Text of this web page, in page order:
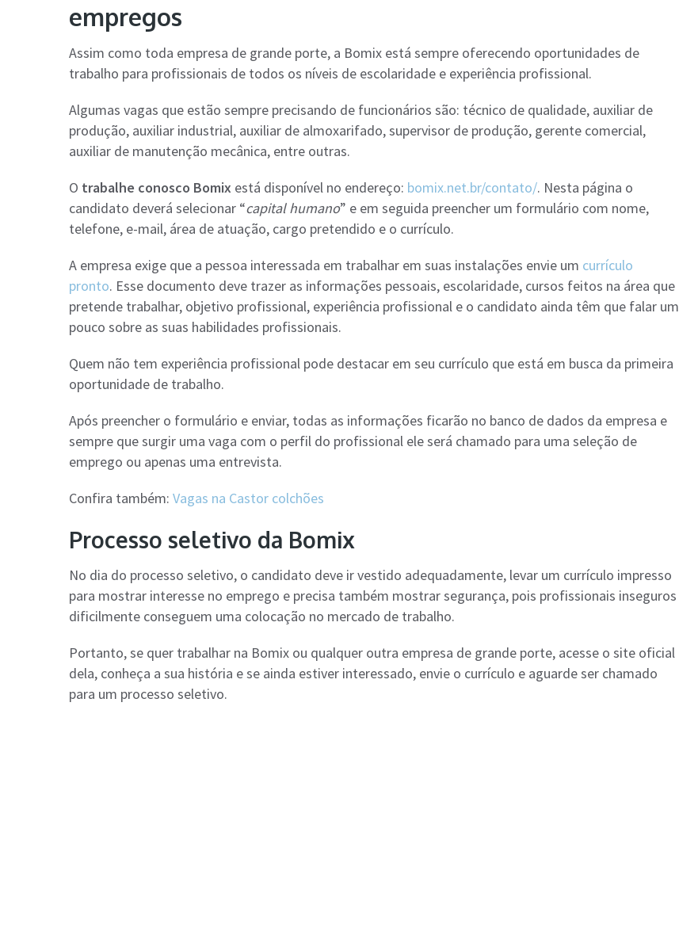
empregos
Assim como toda empresa de grande porte, a Bomix está sempre oferecendo oportunidades de
trabalho para profissionais de todos os níveis de escolaridade e experiência profissional.
Algumas vagas que estão sempre precisando de funcionários são: técnico de qualidade, auxiliar de
produção, auxiliar industrial, auxiliar de almoxarifado, supervisor de produção, gerente comercial,
auxiliar de manutenção mecânica, entre outras.
O trabalhe conosco Bomix está disponível no endereço: bomix.net.br/contato/. Nesta página o
candidato deverá selecionar “capital humano” e em seguida preencher um formulário com nome,
telefone, e-mail, área de atuação, cargo pretendido e o currículo.
A empresa exige que a pessoa interessada em trabalhar em suas instalações envie um currículo
pronto. Esse documento deve trazer as informações pessoais, escolaridade, cursos feitos na área que
pretende trabalhar, objetivo profissional, experiência profissional e o candidato ainda têm que falar um
pouco sobre as suas habilidades profissionais.
Quem não tem experiência profissional pode destacar em seu currículo que está em busca da primeira
oportunidade de trabalho.
Após preencher o formulário e enviar, todas as informações ficarão no banco de dados da empresa e
sempre que surgir uma vaga com o perfil do profissional ele será chamado para uma seleção de
emprego ou apenas uma entrevista.
Confira também: Vagas na Castor colchões
Processo seletivo da Bomix
No dia do processo seletivo, o candidato deve ir vestido adequadamente, levar um currículo impresso
para mostrar interesse no emprego e precisa também mostrar segurança, pois profissionais inseguros
dificilmente conseguem uma colocação no mercado de trabalho.
Portanto, se quer trabalhar na Bomix ou qualquer outra empresa de grande porte, acesse o site oficial
dela, conheça a sua história e se ainda estiver interessado, envie o currículo e aguarde ser chamado
para um processo seletivo.